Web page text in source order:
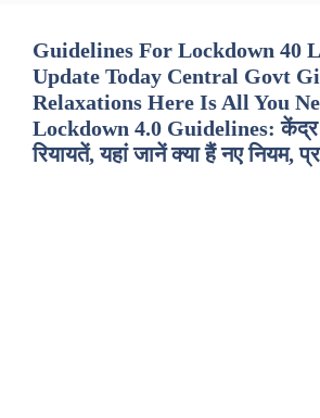
Guidelines For Lockdown 40
Update Today Central Govt
Relaxations Here Is All You
Lockdown 4.0 Guidelines: केंद्र
रियायतें, यहां जानें क्या हैं नए नियम,